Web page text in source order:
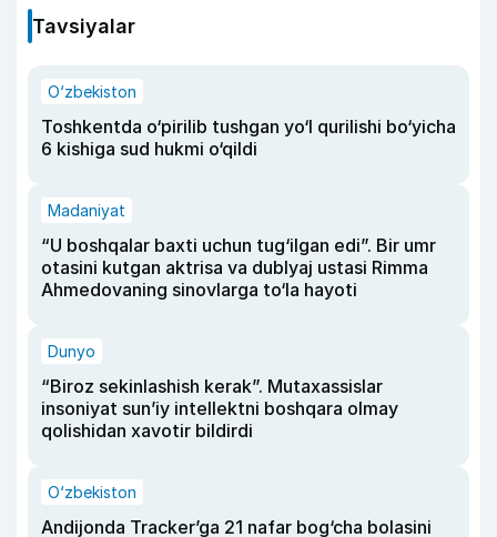
Tavsiyalar
O‘zbekiston
Toshkentda o‘pirilib tushgan yo‘l qurilishi bo‘yicha
6 kishiga sud hukmi o‘qildi
Madaniyat
“U boshqalar baxti uchun tug‘ilgan edi”. Bir umr
otasini kutgan aktrisa va dublyaj ustasi Rimma
Ahmedovaning sinovlarga to‘la hayoti
Dunyo
“Biroz sekinlashish kerak”. Mutaxassislar
insoniyat sun’iy intellektni boshqara olmay
qolishidan xavotir bildirdi
O‘zbekiston
Andijonda Tracker’ga 21 nafar bog‘cha bolasini